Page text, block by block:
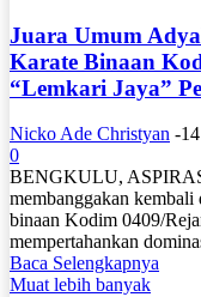
Juara Umum
Karate Binaan
“Lemkari Jaya”
Nicko Ade Christyan -
0
BENGKULU,
membanggakan
binaan Kodim 0409/
mempertahankan
Baca Selengkapnya
Muat lebih banyak